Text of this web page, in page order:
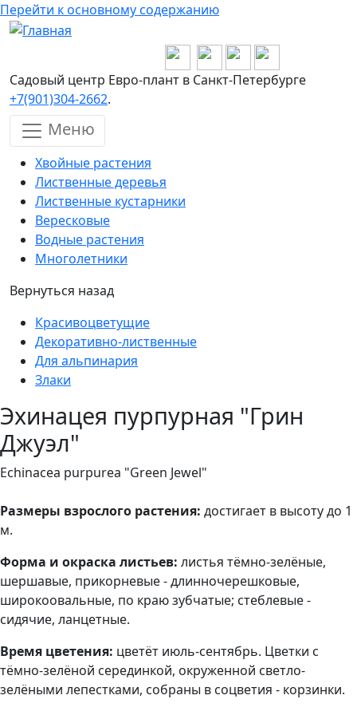
Перейти к основному содержанию
Садовый центр Евро-плант в Санкт-Петербурге
+7(901)304-2662.
Меню
Хвойные растения
Лиственные деревья
Лиственные кустарники
Вересковые
Водные растения
Многолетники
Вернуться назад
Красивоцветущие
Декоративно-лиственные
Для альпинария
Злаки
Эхинацея пурпурная "Грин
Джуэл"
Echinacea purpurea "Green Jewel"
Размеры взрослого растения: достигает в высоту до 1
м.
Форма и окраска листьев: листья тёмно-зелёные,
шершавые, прикорневые - длинночерешковые,
широкоовальные, по краю зубчатые; стеблевые -
сидячие, ланцетные.
Время цветения: цветёт июль-сентябрь. Цветки с
тёмно-зелёной серединкой, окруженной светло-
зелёными лепестками, собраны в соцветия - корзинки.